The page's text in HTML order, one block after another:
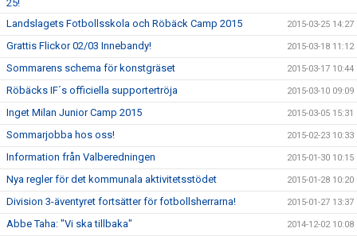
25!
Landslagets Fotbollsskola och Röbäck Camp 2015 2015-03-25 14:27
Grattis Flickor 02/03 Innebandy! 2015-03-18 11:12
Sommarens schema för konstgräset 2015-03-17 10:44
Röbäcks IF´s officiella supportertröja 2015-03-10 09:09
Inget Milan Junior Camp 2015 2015-03-05 15:31
Sommarjobba hos oss! 2015-02-23 10:33
Information från Valberedningen 2015-01-30 10:15
Nya regler för det kommunala aktivitetsstödet 2015-01-28 10:20
Division 3-äventyret fortsätter för fotbollsherrarna! 2015-01-27 13:37
Abbe Taha: "Vi ska tillbaka" 2014-12-02 10:08